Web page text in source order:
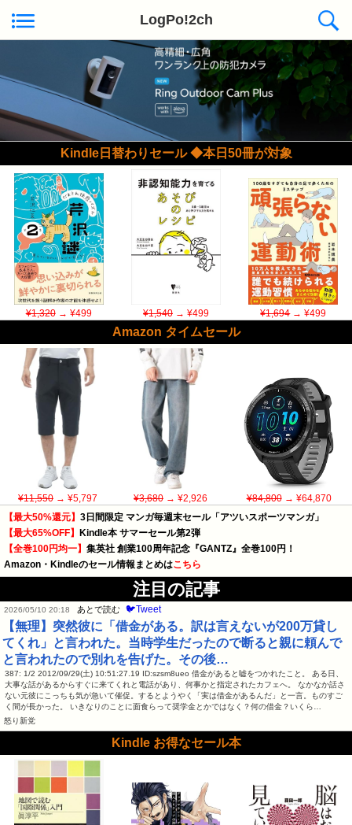
LogPo!2ch
Kindle日替わりセール ◆本日50冊が対象
¥1,320→ ¥499 ¥1,540→ ¥499 ¥1,694→ ¥499
Amazon タイムセール
¥11,550 → ¥5,797 ¥3,680 → ¥2,926 ¥84,800→ ¥64,870
【最大50%還元】 3日間限定 マンガ毎週末セール「アツいスポーツマンガ」
【最大65%OFF】 Kindle本 サマーセール第2弾
【全巻100円均一】 集英社 創業100周年記念『GANTZ』全巻100円！
Amazon・Kindleのセール情報まとめはこちら
注目の記事
2026/05/10 20:18 あとで読む 🐦Tweet
【無理】突然彼に「借金がある。訳は言えないが200万貸し
てくれ」と言われた。当時学生だったので断ると親に頼んで
と言われたので別れを告げた。その後…
387: 1/2 2012/09/29(土) 10:51:27.19 ID:szsm8ueo 借金があると嘘をつかれたこと。 ある日、
大事な話があるからすぐに来てくれと電話があり、何事かと指定されたカフェへ。 なかなか話さ
ない元彼にこっちも気が急いて催促。するとようやく「実は借金があるんだ」と一言。ものすご
く間が長かった。 いきなりのことに面食らって奨学金とかではなく？何の借金？いくら…
怒り新党
Kindle お得なセール本